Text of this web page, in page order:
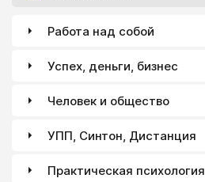
Работа над собой
Успех, деньги, бизнес
Человек и общество
УПП, Синтон, Дистанция
Практическая психология